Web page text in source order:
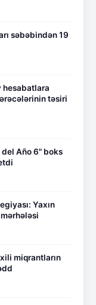
səbəbindən 19
hesabatlara
təsiri
Año 6" boks
Yaxın
miqrantların